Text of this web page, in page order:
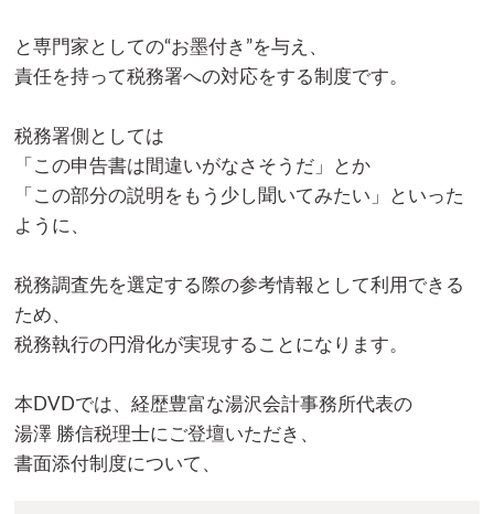
と専門家としての“お墨付き”を与え、
責任を持って税務署への対応をする制度です。
税務署側としては
「この申告書は間違いがなさそうだ」とか
「この部分の説明をもう少し聞いてみたい」といった
ように、
税務調査先を選定する際の参考情報として利用できる
ため、
税務執行の円滑化が実現することになります。
本DVDでは、経歴豊富な湯沢会計事務所代表の
湯澤 勝信税理士にご登壇いただき、
書面添付制度について、